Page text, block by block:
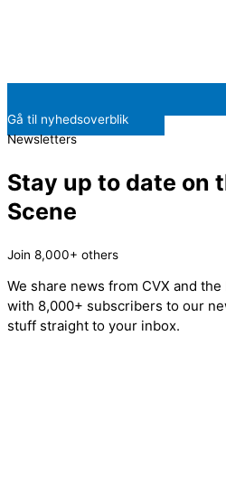
Gå til nyhedsoverblik
Newsletters
Stay up to date on
Scene
Join 8,000+ others
We share news from CVX and
with 8,000+ subscribers to our
stuff straight to your inbox.